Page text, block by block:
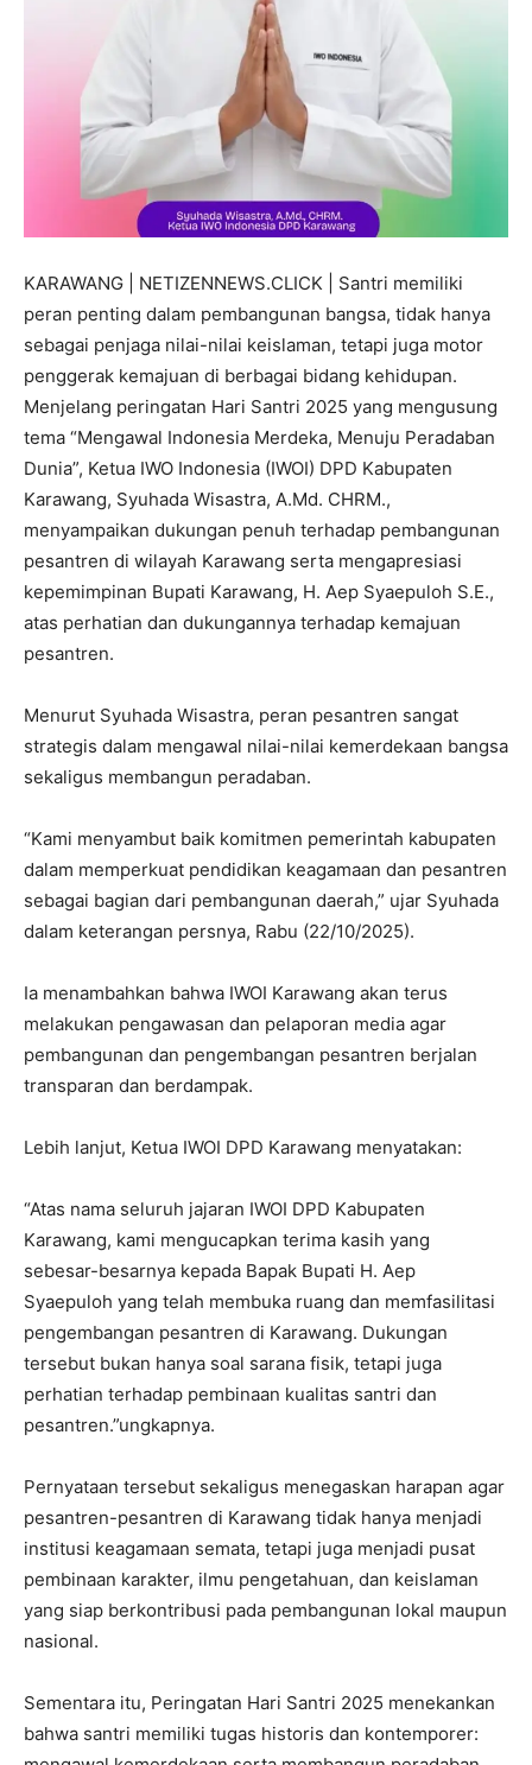
KARAWANG | NETIZENNEWS.CLICK | Santri memiliki
peran penting dalam pembangunan bangsa, tidak hanya
sebagai penjaga nilai-nilai keislaman, tetapi juga motor
penggerak kemajuan di berbagai bidang kehidupan.
Menjelang peringatan Hari Santri 2025 yang mengusung
tema “Mengawal Indonesia Merdeka, Menuju Peradaban
Dunia”, Ketua IWO Indonesia (IWOI) DPD Kabupaten
Karawang, Syuhada Wisastra, A.Md. CHRM.,
menyampaikan dukungan penuh terhadap pembangunan
pesantren di wilayah Karawang serta mengapresiasi
kepemimpinan Bupati Karawang, H. Aep Syaepuloh S.E.,
atas perhatian dan dukungannya terhadap kemajuan
pesantren.
Menurut Syuhada Wisastra, peran pesantren sangat
strategis dalam mengawal nilai-nilai kemerdekaan bangsa
sekaligus membangun peradaban.
“Kami menyambut baik komitmen pemerintah kabupaten
dalam memperkuat pendidikan keagamaan dan pesantren
sebagai bagian dari pembangunan daerah,” ujar Syuhada
dalam keterangan persnya, Rabu (22/10/2025).
Ia menambahkan bahwa IWOI Karawang akan terus
melakukan pengawasan dan pelaporan media agar
pembangunan dan pengembangan pesantren berjalan
transparan dan berdampak.
Lebih lanjut, Ketua IWOI DPD Karawang menyatakan:
“Atas nama seluruh jajaran IWOI DPD Kabupaten
Karawang, kami mengucapkan terima kasih yang
sebesar-besarnya kepada Bapak Bupati H. Aep
Syaepuloh yang telah membuka ruang dan memfasilitasi
pengembangan pesantren di Karawang. Dukungan
tersebut bukan hanya soal sarana fisik, tetapi juga
perhatian terhadap pembinaan kualitas santri dan
pesantren.”ungkapnya.
Pernyataan tersebut sekaligus menegaskan harapan agar
pesantren-pesantren di Karawang tidak hanya menjadi
institusi keagamaan semata, tetapi juga menjadi pusat
pembinaan karakter, ilmu pengetahuan, dan keislaman
yang siap berkontribusi pada pembangunan lokal maupun
nasional.
Sementara itu, Peringatan Hari Santri 2025 menekankan
bahwa santri memiliki tugas historis dan kontemporer: